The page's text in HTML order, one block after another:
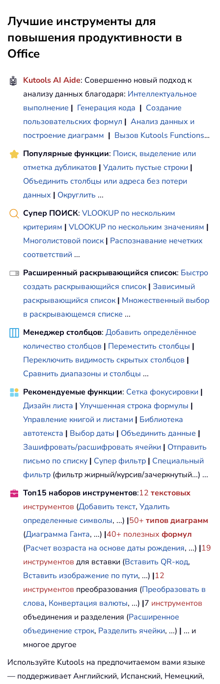
Лучшие инструменты для
повышения продуктивности в
Office
🤖 Kutools AI Aide: Совершенно новый подход к
анализу данных благодаря: Интеллектуальное
выполнение | Генерация кода | Создание
пользовательских формул | Анализ данных и
построение диаграмм | Вызов Kutools Functions…
Популярные функции: Поиск, выделение или
отметка дубликатов | Удалить пустые строки |
Объединить столбцы или адреса без потери
данных | Округлить ...
Супер ПОИСК: VLOOKUP по нескольким
критериям | VLOOKUP по нескольким значениям |
Многолистовой поиск | Распознавание нечетких
соответствий ...
Расширенный раскрывающийся список: Быстро
создать раскрывающийся список | Зависимый
раскрывающийся список | Множественный выбор
в раскрывающемся списке ...
Менеджер столбцов: Добавить определённое
количество столбцов | Переместить столбцы |
Переключить видимость скрытых столбцов |
Сравнить диапазоны и столбцы ...
Рекомендуемые функции: Сетка фокусировки |
Дизайн листа | Улучшенная строка формулы |
Управление книгой и листами | Библиотека
автотекста | Выбор даты | Объединить данные |
Зашифровать/расшифровать ячейки | Отправить
письмо по списку | Супер фильтр | Специальный
фильтр (фильтр жирный/курсив/зачеркнутый...) ...
Топ15 наборов инструментов:12 текстовых
инструментов (Добавить текст, Удалить
определенные символы, ...) |50+ типов диаграмм
(Диаграмма Ганта, ...) |40+ полезных формул
(Расчет возраста на основе даты рождения, ...) |19
инструментов для вставки (Вставить QR-код,
Вставить изображение по пути, ...) |12
инструментов преобразования (Преобразовать в
слова, Конвертация валюты, ...) |7 инструментов
объединения и разделения (Расширенное
объединение строк, Разделить ячейки, ...) | ... и
многое другое
Используйте Kutools на предпочитаемом вами языке
— поддерживает Английский, Испанский, Немецкий,